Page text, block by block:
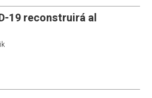
19 reconstruirá al